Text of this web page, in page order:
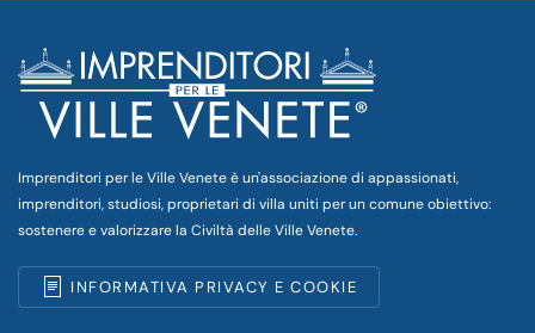
Imprenditori per le Ville Venete è un'associazione di appassionati,
imprenditori, studiosi, proprietari di villa uniti per un comune obiettivo:
sostenere e valorizzare la Civiltà delle Ville Venete.
INFORMATIVA PRIVACY E COOKIE